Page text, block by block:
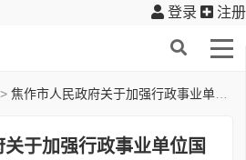
登录 注册
> 焦作市人民政府关于加强行政事业单位国有资产管理工作的意见(焦...
于加强行政事业单位国